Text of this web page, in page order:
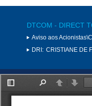
DTCOM - DIRECT
Aviso aos
DRI: CRISTIANE DE